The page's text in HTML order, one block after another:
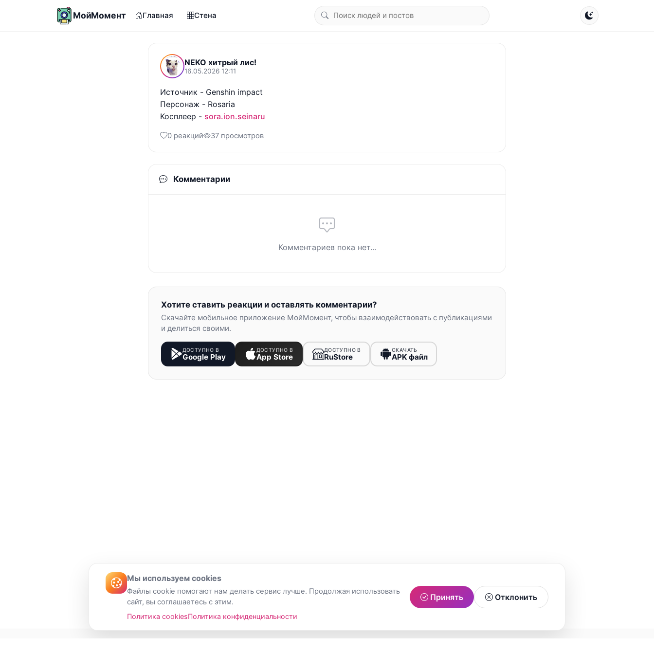
МойМомент Главная Стена
NEKO хитрый лис!
16.05.2026 12:11
Источник - Genshin impact
Персонаж - Rosaria
Косплеер - sora.ion.seinaru
0 реакций 37 просмотров
Комментарии
Комментариев пока нет...
Хотите ставить реакции и оставлять комментарии?
Скачайте мобильное приложение МойМомент, чтобы взаимодействовать с публикациями
и делиться своими.
ДОСТУПНО В
Google Play
ДОСТУПНО В
App Store
ДОСТУПНО В
RuStore
СКАЧАТЬ
APK файл
Мы используем cookies
Файлы cookie помогают нам делать сервис лучше. Продолжая использовать
сайт, вы соглашаетесь с этим.
Политика cookiesПолитика конфиденциальности
Принять Отклонить